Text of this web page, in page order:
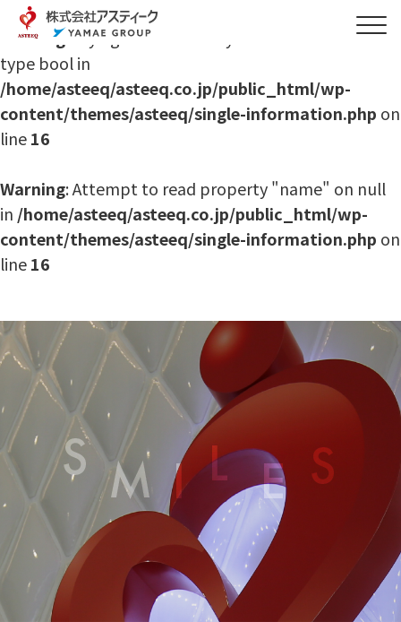
Warning: Trying to access array offset on value of
type bool in
/home/asteeq/asteeq.co.jp/public_html/wp-
content/themes/asteeq/single-information.php on
line16
Warning: Attempt to read property "name" on null
in /home/asteeq/asteeq.co.jp/public_html/wp-
content/themes/asteeq/single-information.php on
line16